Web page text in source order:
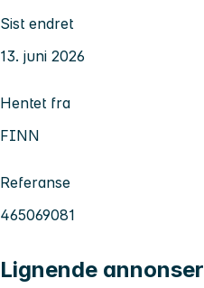
Sist endret
13. juni 2026
Hentet fra
FINN
Referanse
465069081
Lignende annonser